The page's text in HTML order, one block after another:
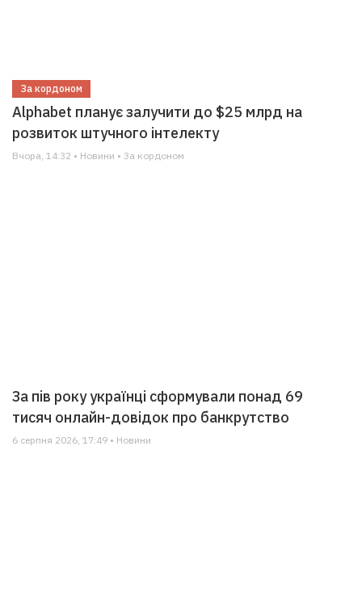
За кордоном
Alphabet планує залучити до $25 млрд на
розвиток штучного інтелекту
Вчора, 14:32 • Новини • За кордоном
За пів року українці сформували понад 69
тисяч онлайн-довідок про банкрутство
6 серпня 2026, 17:49 • Новини